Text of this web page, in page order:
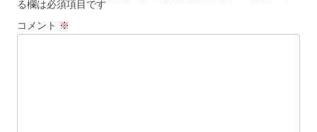
る欄は必須項目です
コメント ※